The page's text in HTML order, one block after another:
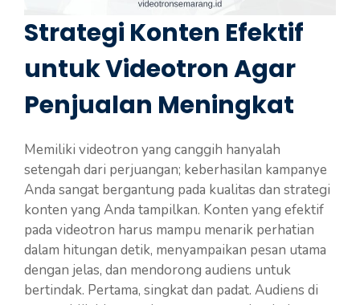
Strategi Konten Efektif
untuk Videotron Agar
Penjualan Meningkat
Memiliki videotron yang canggih hanyalah
setengah dari perjuangan; keberhasilan kampanye
Anda sangat bergantung pada kualitas dan strategi
konten yang Anda tampilkan. Konten yang efektif
pada videotron harus mampu menarik perhatian
dalam hitungan detik, menyampaikan pesan utama
dengan jelas, dan mendorong audiens untuk
bertindak. Pertama, singkat dan padat. Audiens di